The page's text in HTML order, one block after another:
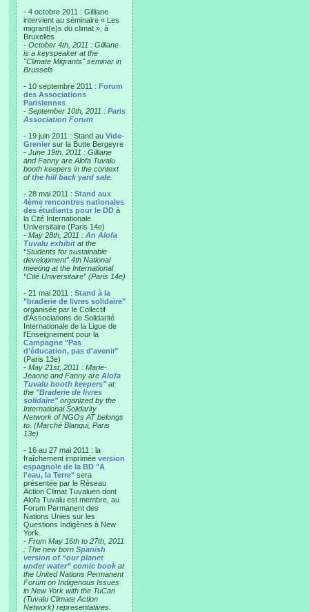
- 4 octobre 2011 : Gilliane
intervient au séminaire « Les
migrant(e)s du climat », à
Bruxelles
- October 4th, 2011 : Gilliane
is a keyspeaker at the
"Climate Migrants" seminar in
Brussels
- 10 septembre 2011 : Forum
des Associations
Parisiennes
- September 10th, 2011 : Paris
Association Forum
- 19 juin 2011 : Stand au Vide-
Grenier sur la Butte Bergeyre
- June 19th, 2011 : Gilliane
and Fanny are Alofa Tuvalu
booth keepers in the context
ofthe hill back yard sale
- 28 mai 2011 : Stand aux
4ème rencontres nationales
des étudiants pour le DD à
la Cité Internationale
Universitaire (Paris 14e)
- May 28th, 2011 : An Alofa
Tuvalu exhibit at the
“Students for sustainable
development” 4th National
meeting at the International
“Cité Universitaire” (Paris 14e)
- 21 mai 2011 : Stand à la
"braderie de livres solidaire"
organisée par le Collectif
d'Associations de Solidarité
Internationale de la Ligue de
l'Enseignement pour la
Campagne "Pas
d'éducation, pas d'avenir"
(Paris 13e)
- May 21st, 2011 : Marie-
Jeanne and Fanny are Alofa
Tuvalu booth keepers"at
the "Braderie de livres
solidaire"organized by the
International Solidarity
Network of NGOs AT belongs
to. (Marché Blanqui, Paris
13e)
- 16 au 27 mai 2011 : la
fraîchement imprimée version
espagnole de la BD "A
l'eau, la Terre" sera
présentée par le Réseau
Action Climat Tuvaluen dont
Alofa Tuvalu est membre, au
Forum Permanent des
Nations Unies sur les
Questions Indigènes à New
York.
- From May 16th to 27th, 2011
: The new born Spanish
version of “our planet
under water” comic book at
the United Nations Permanent
Forum on Indigenous Issues
in New York with the TuCan
(Tuvalu Climate Action
Network) representatives.